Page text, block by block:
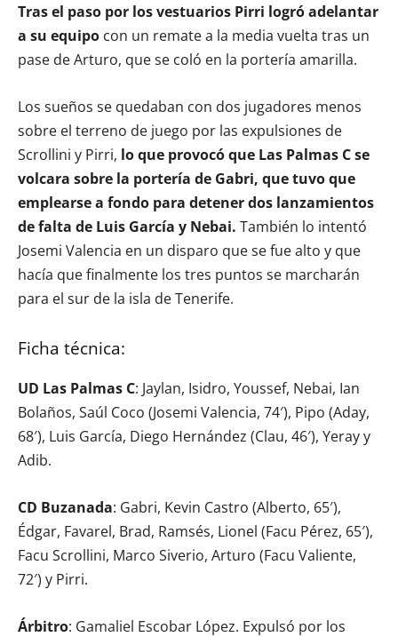
Tras el paso por los vestuarios Pirri logró adelantar
a su equipo con un remate a la media vuelta tras un
pase de Arturo, que se coló en la portería amarilla.
Los sueños se quedaban con dos jugadores menos
sobre el terreno de juego por las expulsiones de
Scrollini y Pirri, lo que provocó que Las Palmas C se
volcara sobre la portería de Gabri, que tuvo que
emplearse a fondo para detener dos lanzamientos
de falta de Luis García y Nebai. También lo intentó
Josemi Valencia en un disparo que se fue alto y que
hacía que finalmente los tres puntos se marcharán
para el sur de la isla de Tenerife.
Ficha técnica:
UD Las Palmas C: Jaylan, Isidro, Youssef, Nebai, Ian
Bolaños, Saúl Coco (Josemi Valencia, 74′), Pipo (Aday,
68′), Luis García, Diego Hernández (Clau, 46′), Yeray y
Adib.
CD Buzanada: Gabri, Kevin Castro (Alberto, 65′),
Édgar, Favarel, Brad, Ramsés, Lionel (Facu Pérez, 65′),
Facu Scrollini, Marco Siverio, Arturo (Facu Valiente,
72′) y Pirri.
Árbitro: Gamaliel Escobar López. Expulsó por los